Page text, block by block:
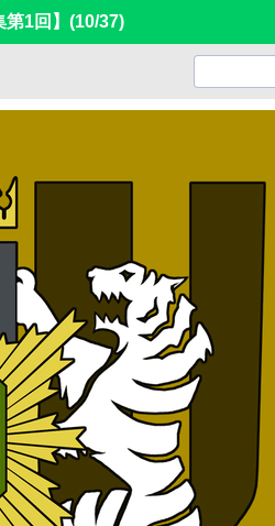
1回】 (10/37)